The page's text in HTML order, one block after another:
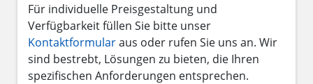
Für individuelle Preisgestaltung und
Verfügbarkeit füllen Sie bitte unser
Kontaktformularaus oder rufen Sie uns an. Wir
sind bestrebt, Lösungen zu bieten, die Ihren
spezifischen Anforderungen entsprechen.